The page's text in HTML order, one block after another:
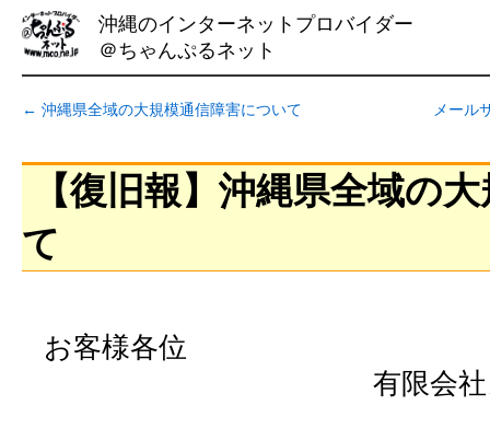
沖縄のインターネットプロバイダー
＠ちゃんぷるネット
← 沖縄県全域の大規模通信障害について メール
【復旧報】沖縄県全域の
て
お客様各位
有限会